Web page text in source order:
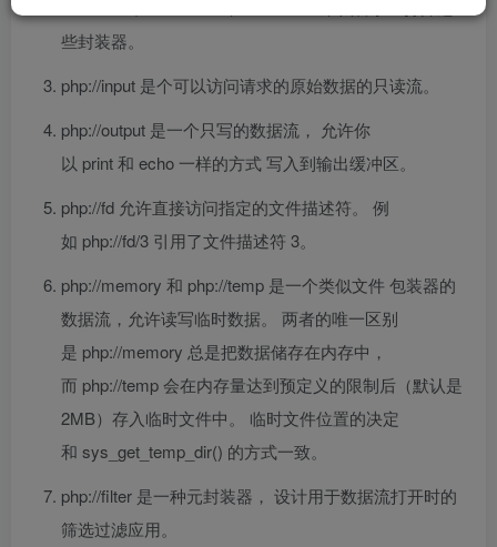
些封装器。
php://input 是个可以访问请求的原始数据的只读流。
php://output 是一个只写的数据流， 允许你
以 print 和 echo 一样的方式 写入到输出缓冲区。
php://fd 允许直接访问指定的文件描述符。 例
如 php://fd/3 引用了文件描述符 3。
php://memory 和 php://temp 是一个类似文件 包装器的
数据流，允许读写临时数据。 两者的唯一区别
是 php://memory 总是把数据储存在内存中，
而 php://temp 会在内存量达到预定义的限制后（默认是
2MB）存入临时文件中。 临时文件位置的决定
和 sys_get_temp_dir() 的方式一致。
php://filter 是一种元封装器， 设计用于数据流打开时的
筛选过滤应用。